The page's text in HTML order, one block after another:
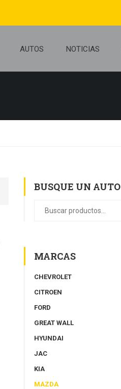
AUTOS NOTICIAS
BUSQUE UN AUTO
MARCAS
CHEVROLET
CITROEN
FORD
GREAT WALL
HYUNDAI
JAC
KIA
MAZDA